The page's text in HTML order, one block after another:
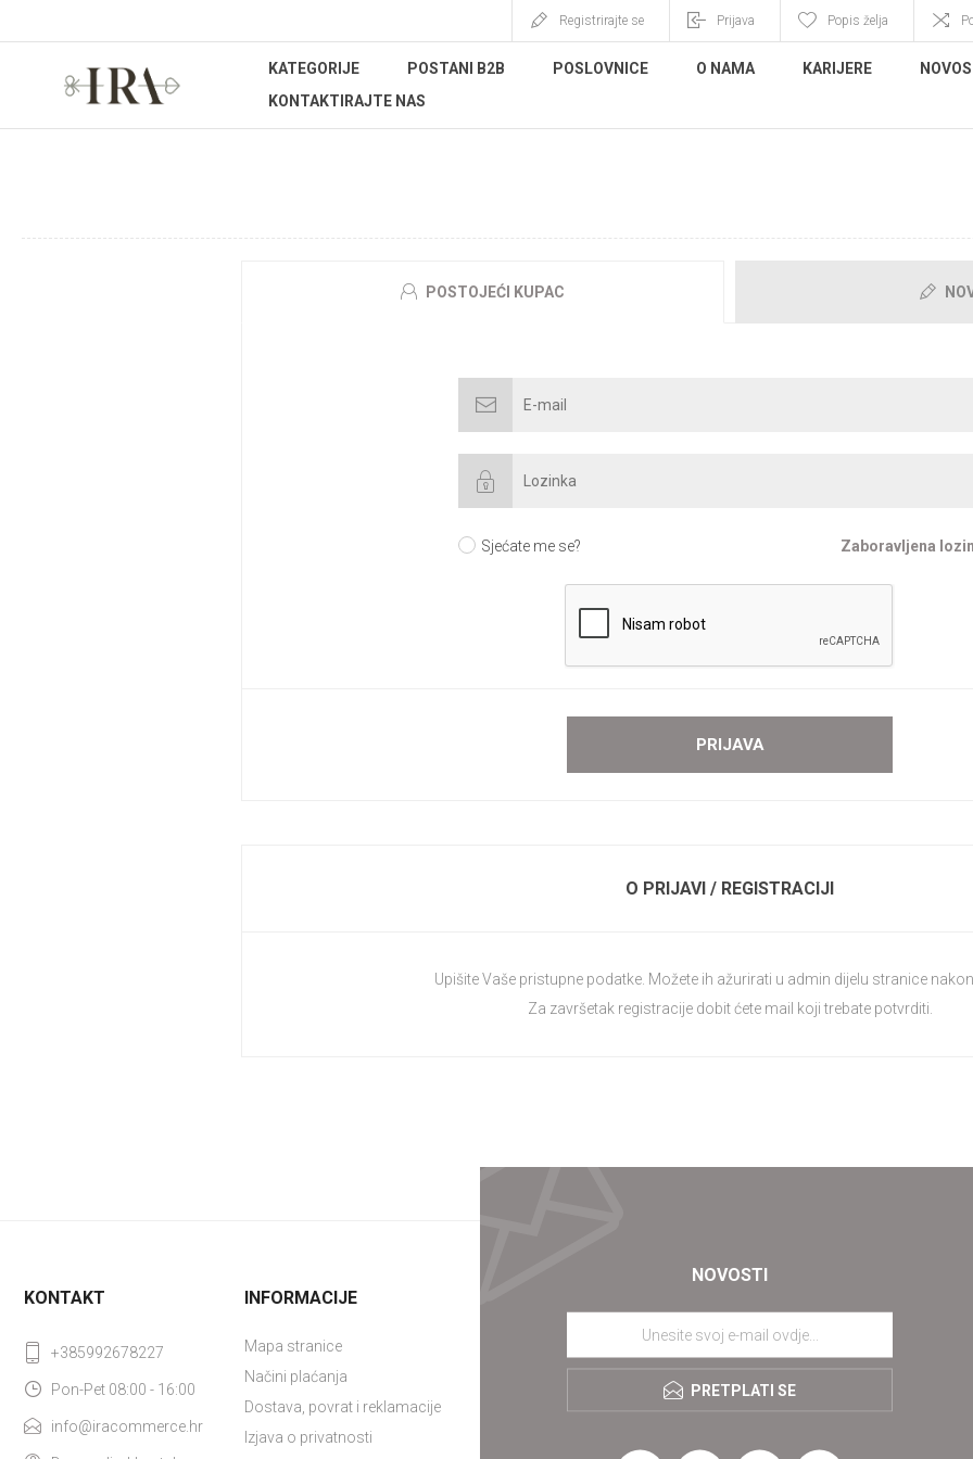
Registrirajte se Prijava Popis želja
KATEGORIJE POSTANI B2B POSLOVNICE O NAMA KARIJERE
KONTAKTIRAJTE NAS
POSTOJEĆI KUPAC
Sjećate me se? Zaboravljena
O PRIJAVI / REGISTRACIJI
Upišite Vaše pristupne podatke. Možete ih ažurirati u admin dijelu stranice
Za završetak registracije dobit ćete mail koji trebate potvrditi.
NOVOSTI
PRETPLATI SE
KONTAKT
+385992678227
Pon-Pet 08:00 - 16:00
info@iracommerce.hr
INFORMACIJE
Mapa stranice
Načini plaćanja
Dostava, povrat i reklamacije
Izjava o privatnosti